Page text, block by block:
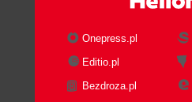
Onepress.pl
Editio.pl
Bezdroza.pl